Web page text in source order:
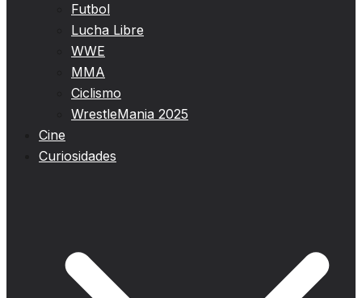
Futbol
Lucha Libre
WWE
MMA
Ciclismo
WrestleMania 2025
Cine
Curiosidades